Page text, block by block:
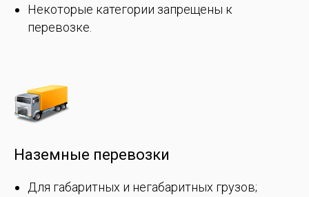
Некоторые категории запрещены к
перевозке.
Наземные перевозки
Для габаритных и негабаритных грузов;